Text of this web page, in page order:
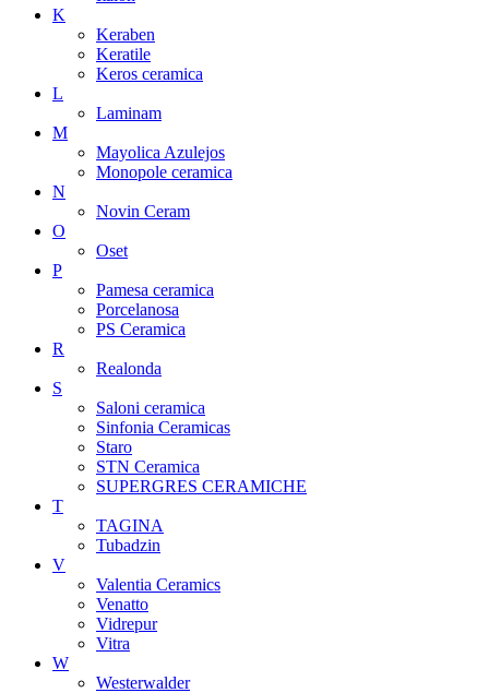
K
Keraben
Keratile
Keros ceramica
L
Laminam
M
Mayolica Azulejos
Monopole ceramica
N
Novin Ceram
O
Oset
P
Pamesa ceramica
Porcelanosa
PS Ceramica
R
Realonda
S
Saloni ceramica
Sinfonia Ceramicas
Staro
STN Ceramica
SUPERGRES CERAMICHE
T
TAGINA
Tubadzin
V
Valentia Ceramics
Venatto
Vidrepur
Vitra
W
Westerwalder